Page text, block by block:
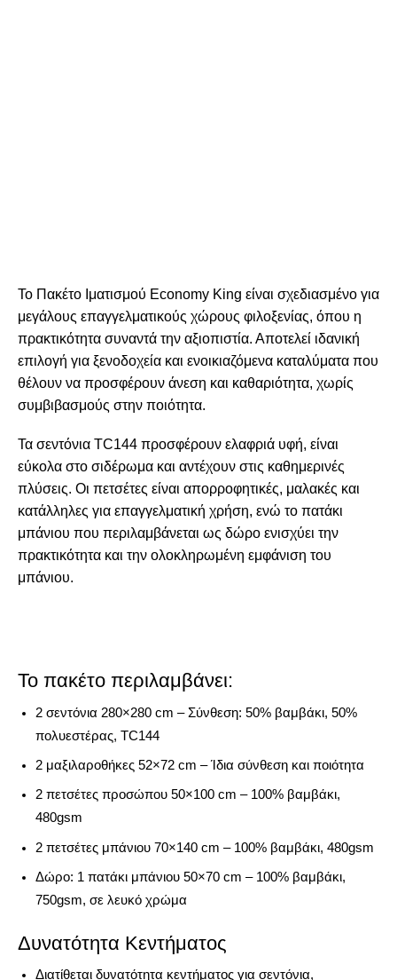
Το Πακέτο Ιματισμού Εconomy King είναι σχεδιασμένο για
μεγάλους επαγγελματικούς χώρους φιλοξενίας, όπου η
πρακτικότητα συναντά την αξιοπιστία. Αποτελεί ιδανική
επιλογή για ξενοδοχεία και ενοικιαζόμενα καταλύματα που
θέλουν να προσφέρουν άνεση και καθαριότητα, χωρίς
συμβιβασμούς στην ποιότητα.
Τα σεντόνια TC144 προσφέρουν ελαφριά υφή, είναι
εύκολα στο σιδέρωμα και αντέχουν στις καθημερινές
πλύσεις. Οι πετσέτες είναι απορροφητικές, μαλακές και
κατάλληλες για επαγγελματική χρήση, ενώ το πατάκι
μπάνιου που περιλαμβάνεται ως δώρο ενισχύει την
πρακτικότητα και την ολοκληρωμένη εμφάνιση του
μπάνιου.
Το πακέτο περιλαμβάνει:
2 σεντόνια 280×280 cm – Σύνθεση: 50% βαμβάκι, 50%
πολυεστέρας, TC144
2 μαξιλαροθήκες 52×72 cm – Ίδια σύνθεση και ποιότητα
2 πετσέτες προσώπου 50×100 cm – 100% βαμβάκι,
480gsm
2 πετσέτες μπάνιου 70×140 cm – 100% βαμβάκι, 480gsm
Δώρο: 1 πατάκι μπάνιου 50×70 cm – 100% βαμβάκι,
750gsm, σε λευκό χρώμα
Δυνατότητα Κεντήματος
Διατίθεται δυνατότητα κεντήματος για σεντόνια,